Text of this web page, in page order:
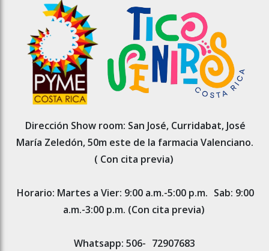
Dirección Show room: San José, Curridabat, José
María Zeledón, 50m este de la farmacia Valenciano.
( Con cita previa)
Horario: Martes a Vier: 9:00 a.m.-5:00 p.m. Sab: 9:00
a.m.-3:00 p.m. (Con cita previa)
Whatsapp: 506- 72907683